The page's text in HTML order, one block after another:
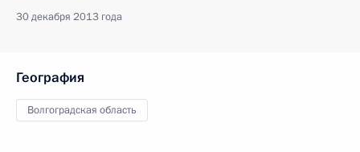
30 декабря 2013 года
География
Волгоградская область